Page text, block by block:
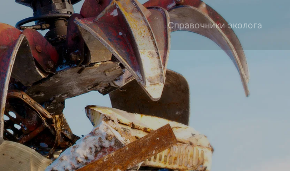
Справочники эколога